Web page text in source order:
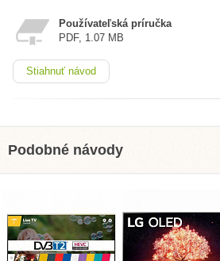
Používateľská príručka
PDF, 1.07 MB
Stiahnuť návod
Podobné návody